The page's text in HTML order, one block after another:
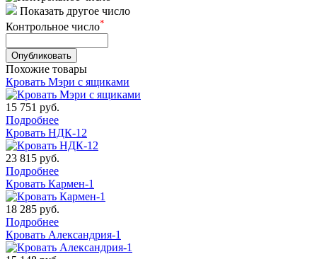
Показать другое число
Контрольное число*
Похожие товары
Кровать Мэри с ящиками
15 751 руб.
Подробнее
Кровать НДК-12
23 815 руб.
Подробнее
Кровать Кармен-1
18 285 руб.
Подробнее
Кровать Александрия-1